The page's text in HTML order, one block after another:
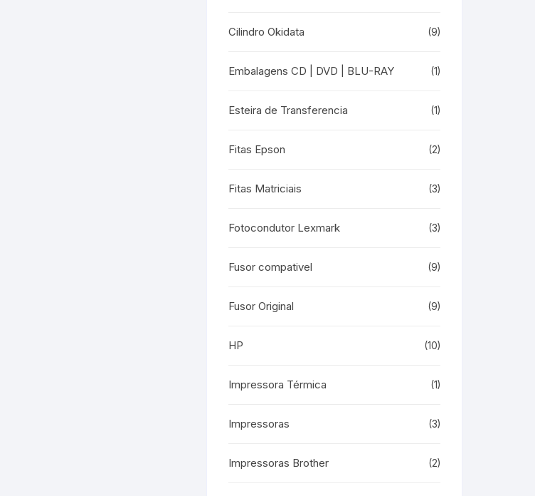
Cilindro Okidata (9)
Embalagens CD | DVD | BLU-RAY (1)
Esteira de Transferencia (1)
Fitas Epson (2)
Fitas Matriciais (3)
Fotocondutor Lexmark (3)
Fusor compativel (9)
Fusor Original (9)
HP (10)
Impressora Térmica (1)
Impressoras (3)
Impressoras Brother (2)